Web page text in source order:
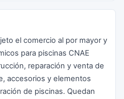
el comercio al por mayor y
para piscinas CNAE
reparación y venta de
accesorios y elementos
de piscinas. Quedan